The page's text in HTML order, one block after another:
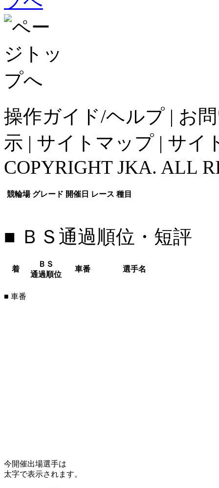
操作ガイド/ヘルプ | お
示 | サイトマップ | サイ
COPYRIGHT JKA. ALL
競輪場 グレード 開催日 レース 種目
■ ＢＳ通過順位・短評
着
ＢＳ
通過順位
車番 選手名
■ 車番
今開催出場選手は
太字で表示されます。